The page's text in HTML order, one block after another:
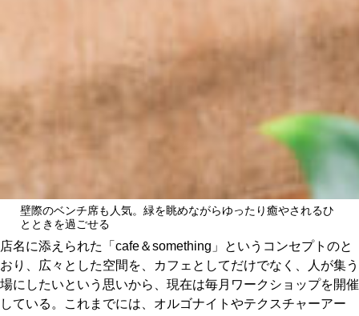
壁際のベンチ席も人気。緑を眺めながらゆったり癒やされるひ
とときを過ごせる
店名に添えられた「cafe＆something」というコンセプトのと
おり、広々とした空間を、カフェとしてだけでなく、人が集う
場にしたいという思いから、現在は毎月ワークショップを開催
している。これまでには、オルゴナイトやテクスチャーアー